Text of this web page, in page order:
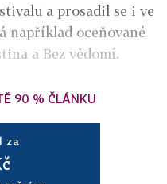
a prosadil se i ve
například oceňované
a Bez vědomí.
90 % ČLÁNKU
za